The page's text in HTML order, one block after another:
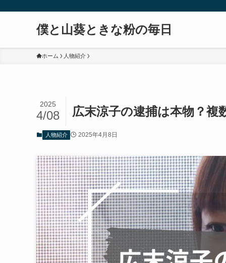
僕と山葵ときな粉の毎日
ホーム 人物紹介
広末涼子の逮捕は本物？複
2025
4/08
人物紹介 2025年4月8日